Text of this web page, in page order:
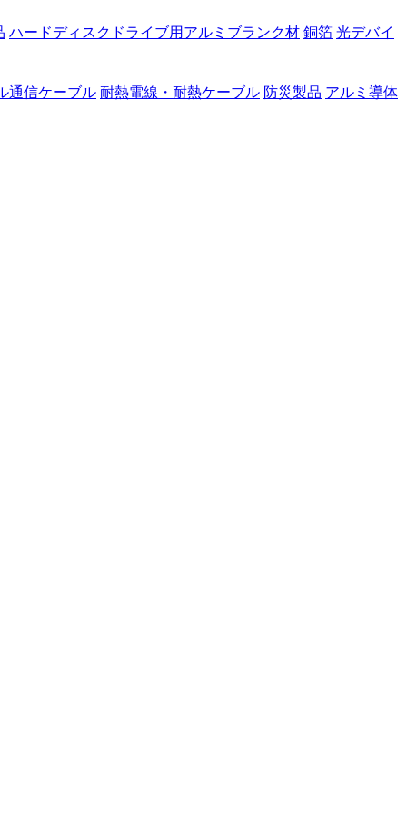
ハードディスクドライブ用アルミブランク材 銅箔 光デバイ
通信ケーブル 耐熱電線・耐熱ケーブル 防災製品 アルミ導体